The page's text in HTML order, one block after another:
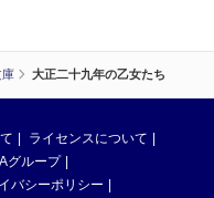
庫 大正二十九年の乙女たち
ライセンスについて
グループ
バシーポリシー